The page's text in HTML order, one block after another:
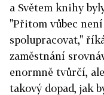
a Světem knihy
"Přitom vůbec
spolupracovat,"
zaměstnání
enormně tvůrčí,
takový dopad, jak